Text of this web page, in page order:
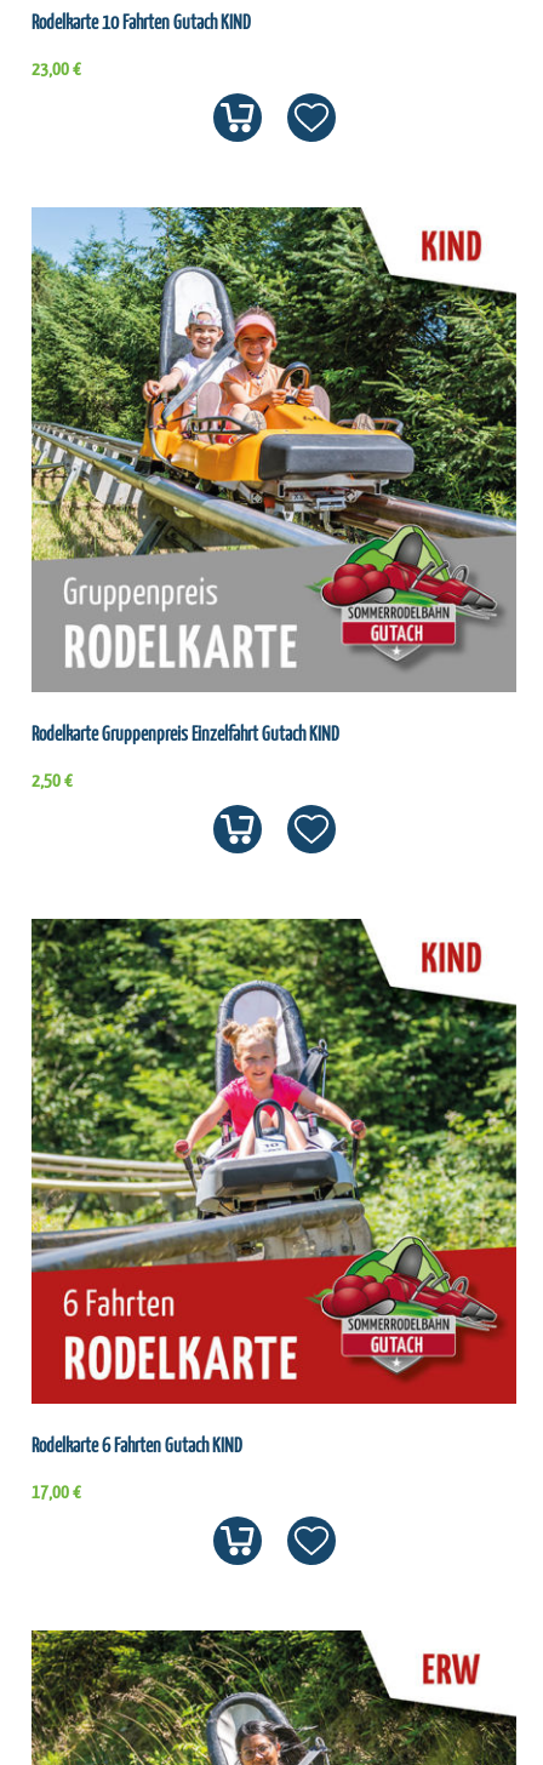
Rodelkarte 10 Fahrten Gutach KIND
23,00 €
Rodelkarte Gruppenpreis Einzelfahrt Gutach KIND
2,50 €
Rodelkarte 6 Fahrten Gutach KIND
17,00 €